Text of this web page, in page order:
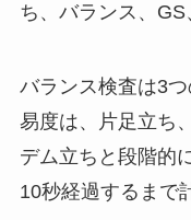
ち、バランス、GS
バランス検査は3
易度は、片足立ち
デム立ちと段階的
10秒経過するまで